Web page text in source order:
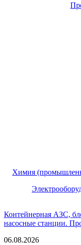
Химия
Контейнерная АЗС,
насосные станции.
06.08.2026